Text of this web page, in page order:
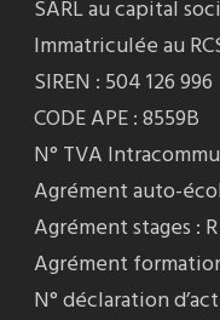
SARL au capital
Immatriculée au
SIREN : 504 126 996
CODE APE : 8559B
N° TVA
Agrément auto-
Agrément stages :
Agrément
N° déclaration